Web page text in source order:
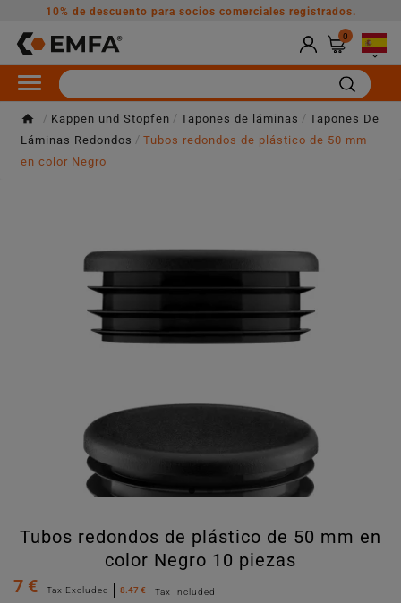
10% de descuento para socios comerciales registrados.
0

Kappen und Stopfen Tapones de láminas
Tapones De
Láminas Redondos
Tubos redondos de plástico de 50 mm
en color Negro
Tubos redondos de plástico de 50 mm en
color Negro 10 piezas
7 €
Tax Excluded 8.47 €
Tax Included